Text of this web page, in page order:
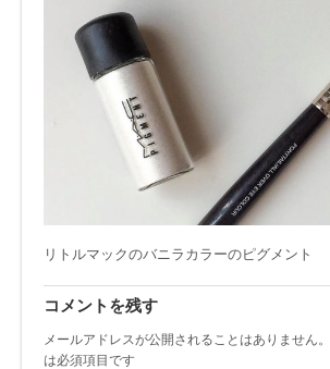
リトルマックのバニラカラーのピグメント
コメントを残す
メールアドレスが公開されることはありません。
は必須項目です